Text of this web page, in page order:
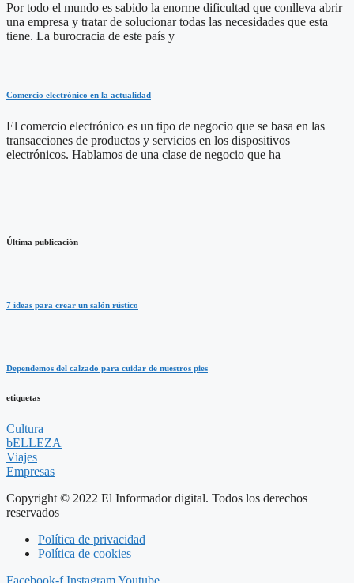
Por todo el mundo es sabido la enorme dificultad que conlleva abrir
una empresa y tratar de solucionar todas las necesidades que esta
tiene. La burocracia de este país y
Comercio electrónico en la actualidad
El comercio electrónico es un tipo de negocio que se basa en las
transacciones de productos y servicios en los dispositivos
electrónicos. Hablamos de una clase de negocio que ha
Última publicación
7 ideas para crear un salón rústico
Dependemos del calzado para cuidar de nuestros pies
etiquetas
Cultura
bELLEZA
Viajes
Empresas
Copyright © 2022 El Informador digital. Todos los derechos
reservados
Política de privacidad
Política de cookies
Facebook-f InstagramYoutube